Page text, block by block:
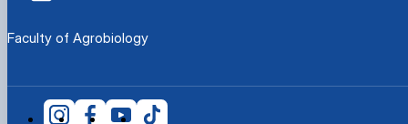
Faculty of Agrobiology